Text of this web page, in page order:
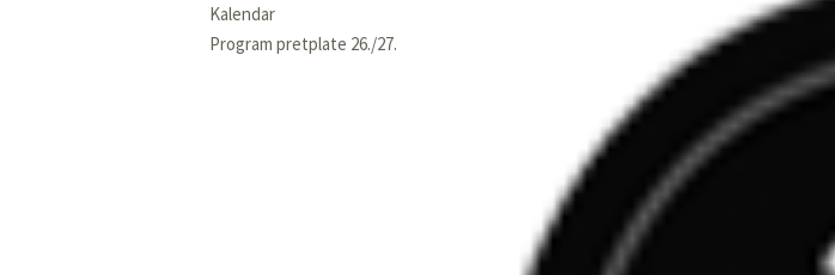
Kalendar
Program pretplate 26./27.